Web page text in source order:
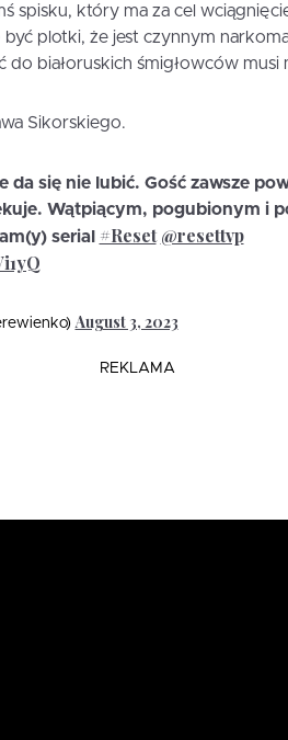
spisku, który ma za cel
plotki, że jest czynnym
białoruskich śmigłowców musi
Sikorskiego.
da się nie lubić. Gość zawsze
Wątpiącym, pogubionym i
serial #Reset @resettvp
August 3, 2023
REKLAMA